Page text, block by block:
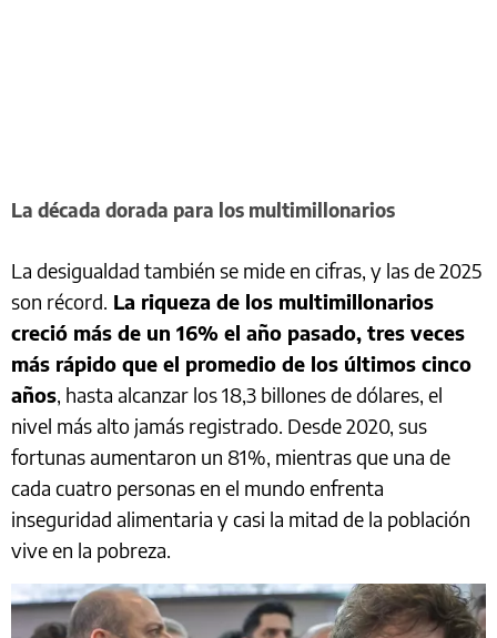
La década dorada para los multimillonarios
La desigualdad también se mide en cifras, y las de 2025
son récord. La riqueza de los multimillonarios
creció más de un 16% el año pasado, tres veces
más rápido que el promedio de los últimos cinco
años, hasta alcanzar los 18,3 billones de dólares, el
nivel más alto jamás registrado. Desde 2020, sus
fortunas aumentaron un 81%, mientras que una de
cada cuatro personas en el mundo enfrenta
inseguridad alimentaria y casi la mitad de la población
vive en la pobreza.